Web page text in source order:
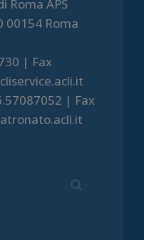
Roma APS
00154 Roma
| Fax
| Fax